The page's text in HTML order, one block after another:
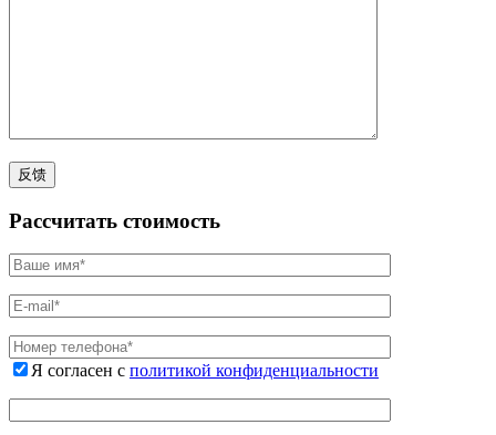
Рассчитать стоимость
Я согласен с политикой конфиденциальности